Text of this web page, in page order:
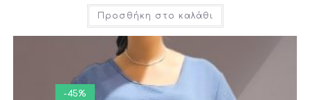
Προσθήκη στο καλάθι
-45%